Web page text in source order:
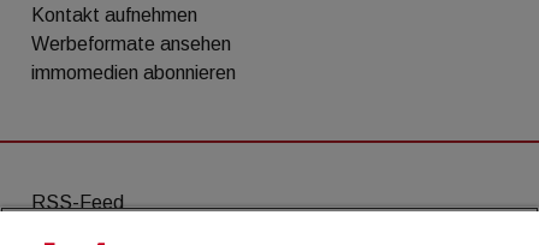
Kontakt aufnehmen
Werbeformate ansehen
immomedien abonnieren
RSS-Feed